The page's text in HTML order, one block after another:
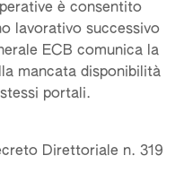
è consentito
lavorativo successivo
ECB comunica la
mancata disponibilità
portali.
Direttoriale n. 319